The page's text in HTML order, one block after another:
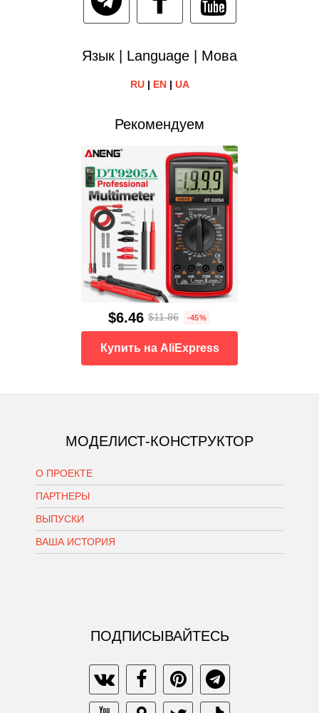
Язык | Language | Мова
RU| EN| UA
Рекомендуем
$6.46 $11.86 -45%
Купить на AliExpress
МОДЕЛИСТ-КОНСТРУКТОР
О ПРОЕКТЕ
ПАРТНЕРЫ
ВЫПУСКИ
ВАША ИСТОРИЯ
ПОДПИСЫВАЙТЕСЬ